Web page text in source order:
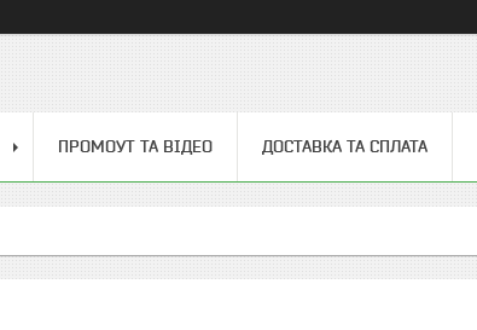
ПРОМОУТ ТА ВІДЕО ДОСТАВКА ТА СПЛАТА